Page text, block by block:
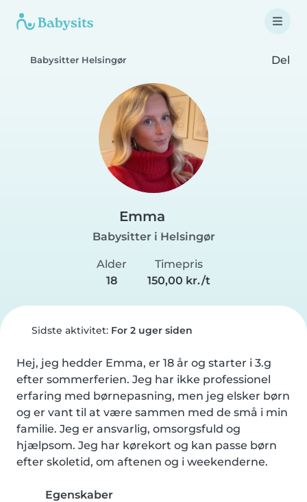
Babysitter Helsingør Del
Emma
Babysitter i Helsingør
Alder
18
Timepris
150,00 kr./t
Sidste aktivitet: For 2 uger siden
Hej, jeg hedder Emma, er 18 år og starter i 3.g
efter sommerferien. Jeg har ikke professionel
erfaring med børnepasning, men jeg elsker børn
og er vant til at være sammen med de små i min
familie. Jeg er ansvarlig, omsorgsfuld og
hjælpsom. Jeg har kørekort og kan passe børn
efter skoletid, om aftenen og i weekenderne.
Egenskaber